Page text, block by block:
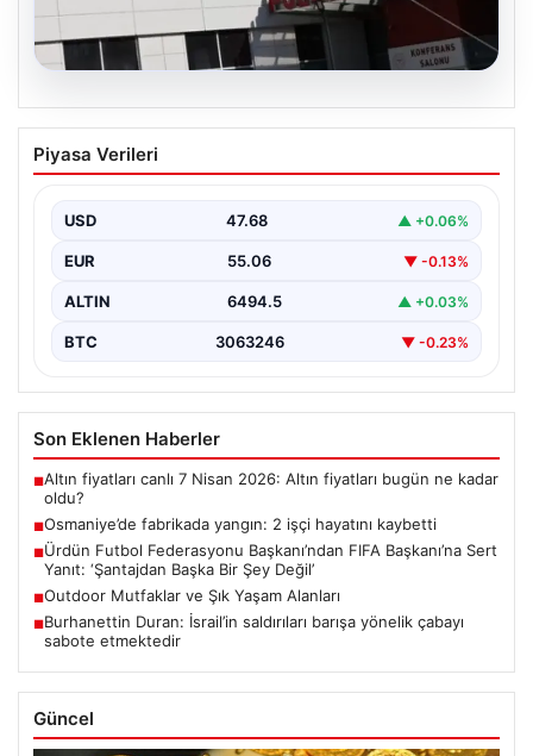
05.08.2026
Osmaniye’de fabrikada yangın: 2 işçi
hayatını kaybetti
Piyasa Verileri
USD 47.68 ▲ +0.06%
EUR 55.06 ▼ -0.13%
ALTIN 6494.5 ▲ +0.03%
BTC 3063246 ▼ -0.23%
Son Eklenen Haberler
■Altın fiyatları canlı 7 Nisan 2026: Altın fiyatları bugün ne kadar
oldu?
■Osmaniye’de fabrikada yangın: 2 işçi hayatını kaybetti
■Ürdün Futbol Federasyonu Başkanı’ndan FIFA Başkanı’na Sert
Yanıt: ‘Şantajdan Başka Bir Şey Değil’
■Outdoor Mutfaklar ve Şık Yaşam Alanları
■Burhanettin Duran: İsrail’in saldırıları barışa yönelik çabayı
sabote etmektedir
Güncel